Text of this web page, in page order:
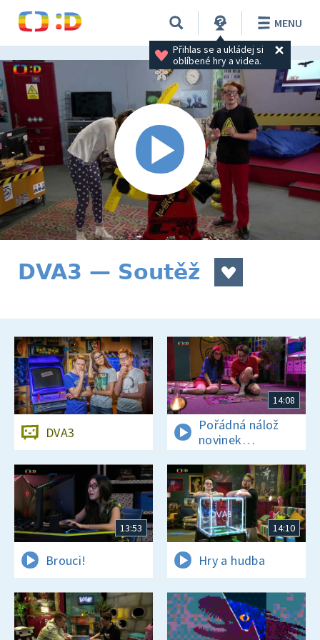
Přihlas se a ukládej si
oblíbené hry a videa.
MENU
DVA3 — Soutěž
DVA3
14:08
Pořádná nálož
novinek
a zajímavostí
13:53
Brouci!
14:10
Hry a hudba